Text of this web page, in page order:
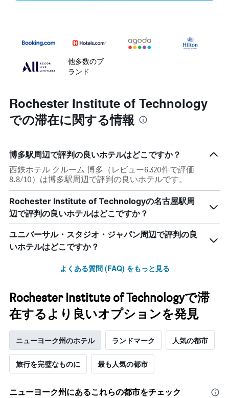
他多数のブ
ランド
Rochester Institute of Technology
での滞在に関する情報
博多駅周辺で評判の良いホテルはどこですか？
西鉄ホテル クルーム 博多（レビュー6,320件で評価
8.8/10）は博多駅周辺で評判の良いホテルです。
Rochester Institute of Technologyの名古屋駅周
辺で評判の良いホテルはどこですか？
ユニバーサル・スタジオ・ジャパン周辺で評判の良
いホテルはどこですか？
よくある質問 (FAQ) をもっと見る
Rochester Institute of Technologyで滞
在するより良いオプションを発見
ニューヨーク州のホテル ランドマーク 人気の都市
旅行を完璧なものに 最も人気の都市
ニューヨーク州​にあるこれらの都市をチェック